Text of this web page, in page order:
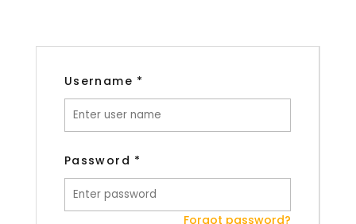
Username *
Password *
Forgot password?